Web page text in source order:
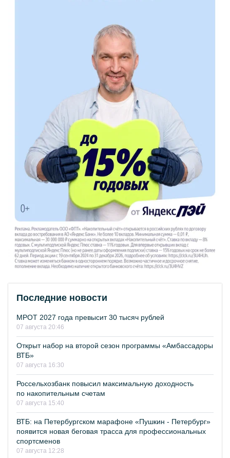
Последние новости
МРОТ 2027 года превысит 30 тысяч рублей
07 августа 20:46
Открыт набор на второй сезон программы «Амбассадоры
ВТБ»
07 августа 16:30
Россельхозбанк повысил максимальную доходность
по накопительным счетам
07 августа 15:40
ВТБ: на Петербургском марафоне «Пушкин - Петербург»
появится новая беговая трасса для профессиональных
спортсменов
07 августа 12:28